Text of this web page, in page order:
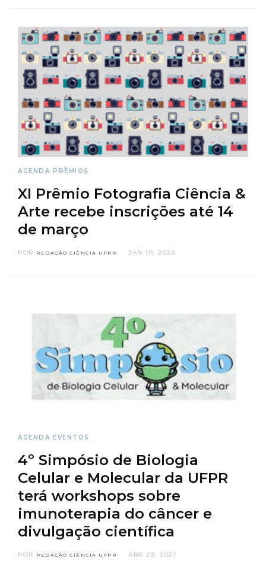
AGENDA PRÊMIOS
XI Prêmio Fotografia Ciência &
Arte recebe inscrições até 14
de março
POR REDAÇÃO CIÊNCIA UFPR JAN 10, 2022
AGENDA EVENTOS
4º Simpósio de Biologia
Celular e Molecular da UFPR
terá workshops sobre
imunoterapia do câncer e
divulgação científica
POR REDAÇÃO CIÊNCIA UFPR ABR 29, 2021